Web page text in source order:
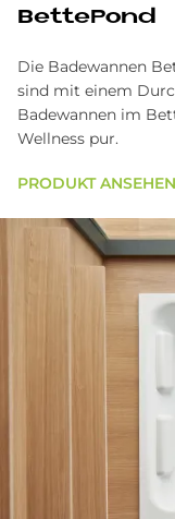
BettePond
Die Badewannen
sind mit einem
Badewannen im
Wellness pur.
PRODUKT ANSEHEN